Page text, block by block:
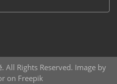
. All Rights Reserved. Image by
on Freepik